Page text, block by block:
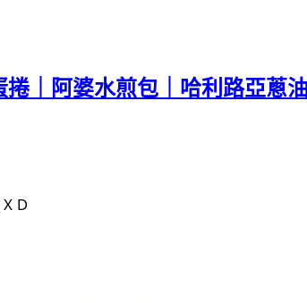
｜阿婆水煎包｜哈利路亞蔥
Ｄ